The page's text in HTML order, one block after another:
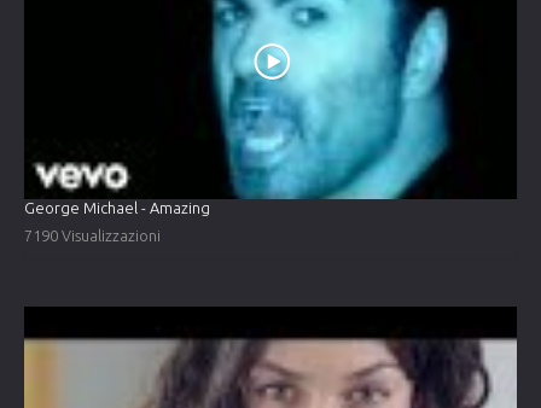
George Michael - Amazing
7190 Visualizzazioni